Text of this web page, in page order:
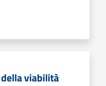
viabilità